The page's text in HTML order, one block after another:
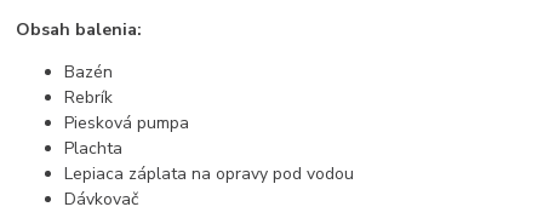
Obsah balenia:
Bazén
Rebrík
Piesková pumpa
Plachta
Lepiaca záplata na opravy pod vodou
Dávkovač